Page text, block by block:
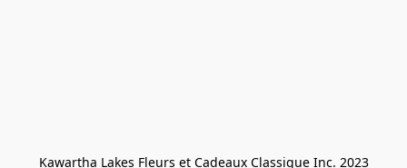
Kawartha Lakes Fleurs et Cadeaux Classique Inc. 2023